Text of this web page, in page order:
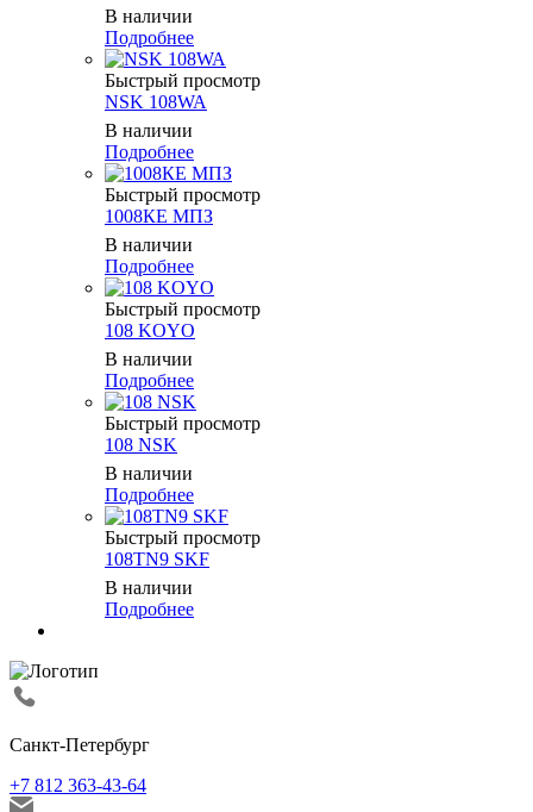
В наличии
Подробнее
Быстрый просмотр
NSK 108WA
В наличии
Подробнее
Быстрый просмотр
1008КЕ МПЗ
В наличии
Подробнее
Быстрый просмотр
108 KOYO
В наличии
Подробнее
Быстрый просмотр
108 NSK
В наличии
Подробнее
Быстрый просмотр
108TN9 SKF
В наличии
Подробнее
Санкт-Петербург
+7 812 363-43-64